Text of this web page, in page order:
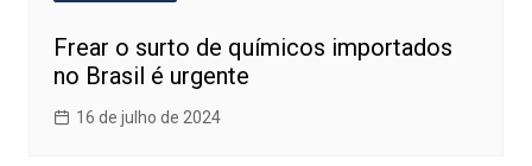
Frear o surto de químicos importados
no Brasil é urgente
16 de julho de 2024